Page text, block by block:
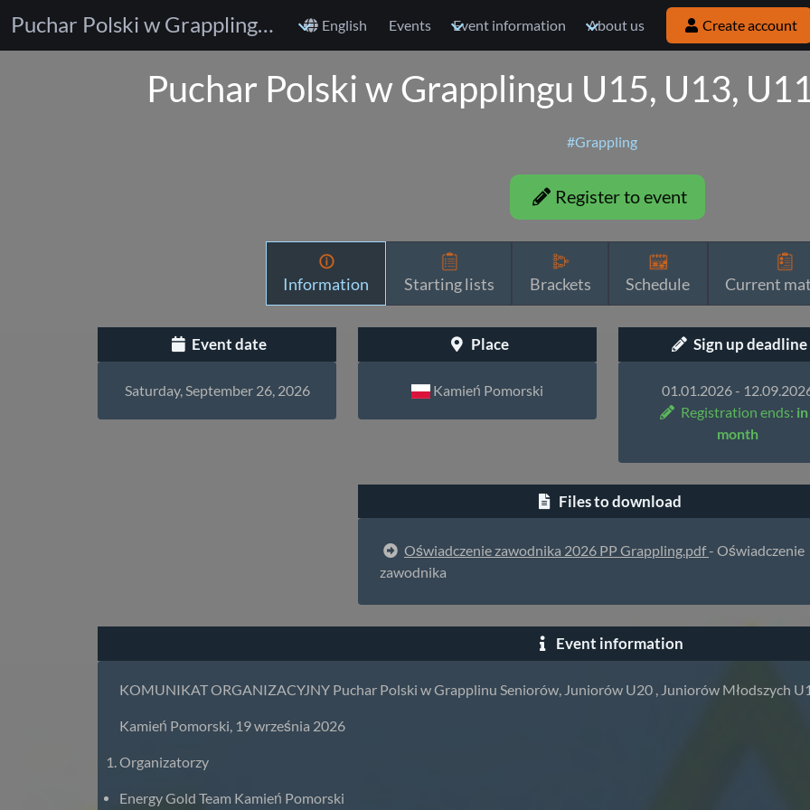
Puchar Polski w Grapplingu U15, U13, U11, Senior początk. English Events Event information About us Create account
Puchar Polski w Grapplingu U15, U13,
#Grappling
Register to event
Information Starting lists Brackets Schedule Current
Event date
Saturday, September 26, 2026
Place
Kamień Pomorski
Sign up deadline
01.01.2026 -
Registration ends:
month
Files to download
Oświadczenie zawodnika 2026 PP Grappling.pdf- Oświadczenie
zawodnika
Event information
KOMUNIKAT ORGANIZACYJNY Puchar Polski w Grapplinu Seniorów, Juniorów U20 , Juniorów Młodszych
Kamień Pomorski, 19 września 2026
Organizatorzy
Energy Gold Team Kamień Pomorski